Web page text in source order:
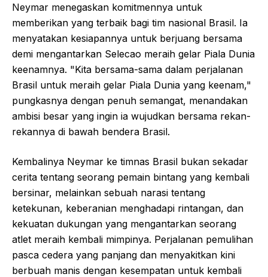
Neymar menegaskan komitmennya untuk
memberikan yang terbaik bagi tim nasional Brasil. Ia
menyatakan kesiapannya untuk berjuang bersama
demi mengantarkan Selecao meraih gelar Piala Dunia
keenamnya. "Kita bersama-sama dalam perjalanan
Brasil untuk meraih gelar Piala Dunia yang keenam,"
pungkasnya dengan penuh semangat, menandakan
ambisi besar yang ingin ia wujudkan bersama rekan-
rekannya di bawah bendera Brasil.
Kembalinya Neymar ke timnas Brasil bukan sekadar
cerita tentang seorang pemain bintang yang kembali
bersinar, melainkan sebuah narasi tentang
ketekunan, keberanian menghadapi rintangan, dan
kekuatan dukungan yang mengantarkan seorang
atlet meraih kembali mimpinya. Perjalanan pemulihan
pasca cedera yang panjang dan menyakitkan kini
berbuah manis dengan kesempatan untuk kembali